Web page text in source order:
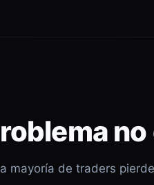
mayoría de traders